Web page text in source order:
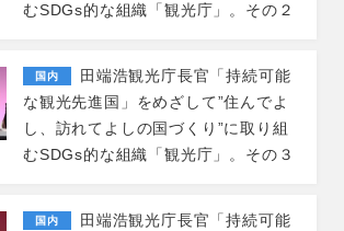
むSDGs的な組織「観光庁」。その２
国内
田端浩観光庁長官「持続可能
な観光先進国」をめざして”住んでよ
し、訪れてよしの国づくり”に取り組
むSDGs的な組織「観光庁」。その３
国内
田端浩観光庁長官「持続可能